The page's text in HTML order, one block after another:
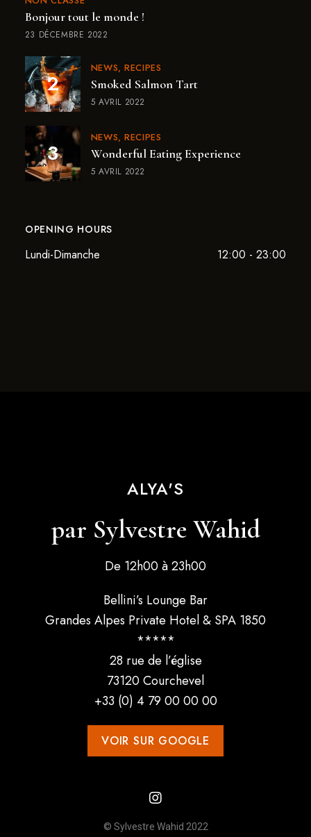
Bonjour tout le monde !
23 DÉCEMBRE 2022
NEWS RECIPES
Smoked Salmon Tart
5 AVRIL 2022
NEWS RECIPES
Wonderful Eating Experience
5 AVRIL 2022
OPENING HOURS
Lundi-Dimanche 12:00 - 23:00
ALYA'S
par Sylvestre Wahid
De 12h00 à 23h00
Bellini’s Lounge Bar
Grandes Alpes Private Hotel & SPA 1850
*****
28 rue de l’église
73120 Courchevel
+33 (0) 4 79 00 00 00
VOIR SUR GOOGLE
© Sylvestre Wahid 2022